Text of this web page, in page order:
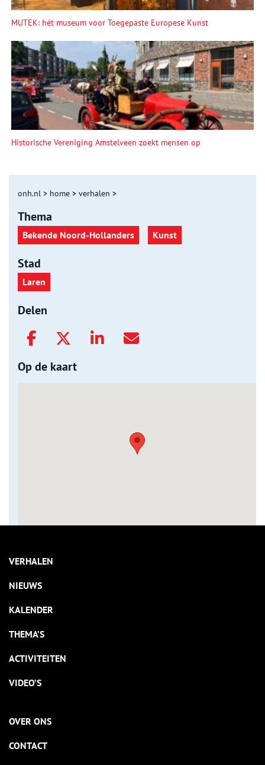
MUTEK: hét museum voor Toegepaste Europese Kunst
Historische Vereniging Amstelveen zoekt mensen op
onh.nl > home > verhalen >
Thema
Bekende Noord-Hollanders Kunst
Stad
Laren
Delen
Op de kaart
VERHALEN
NIEUWS
KALENDER
THEMA’S
ACTIVITEITEN
VIDEO’S
OVER ONS
CONTACT